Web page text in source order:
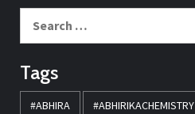
Tags
#ABHIRA #ABHIRIKACHEMISTRY